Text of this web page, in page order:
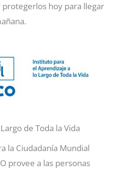
protegerlos hoy para llegar
de Toda la Vida
la Ciudadanía Mundial
provee a las personas